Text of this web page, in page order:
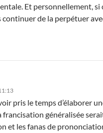
Et personnellement, si
continuer de la perpétuer
pris le temps d’élaborer
francisation généralisée
et les fanas de